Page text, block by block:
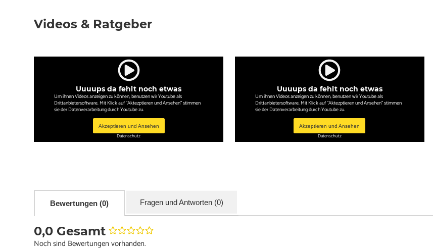
Videos & Ratgeber
Uuuups da fehlt noch etwas
Um ihnen Videos anzeigen zu können, benutzen wir Youtube als
Drittanbietersoftware. Mit Klick auf "Aktezptieren und Ansehen" stimmen
sie der Datenverarbeitung durch Youtube zu.
Akzeptieren und Ansehen
Datenschutz
Uuuups da fehlt noch etwas
Um ihnen Videos anzeigen zu können, benutzen wir Youtube als
Drittanbietersoftware. Mit Klick auf "Aktezptieren und Ansehen" stimmen
sie der Datenverarbeitung durch Youtube zu.
Akzeptieren und Ansehen
Datenschutz
Bewertungen (0) Fragen und Antworten (0)
0,0 Gesamt
Noch sind Bewertungen vorhanden.